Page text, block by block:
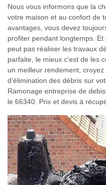
Nous vous informons que la
votre maison et au confort de
avantages, vous devez
profiter pendant longtemps. Et
peut pas réaliser les travaux
parfaite, le mieux c’est de les
un meilleur rendement,
d’élimination des débris sur
Ramonage entreprise de
le 66340. Prix et devis à